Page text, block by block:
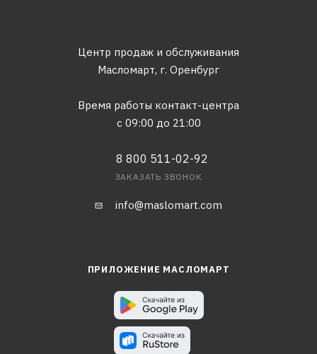
Центр продаж и обслуживания
Масломарт, г. Оренбург
Время работы контакт-центра
с 09:00 до 21:00
8 800 511-02-92
ЗАКАЗАТЬ ЗВОНОК
info@maslomart.com
ПРИЛОЖЕНИЕ МАСЛОМАРТ